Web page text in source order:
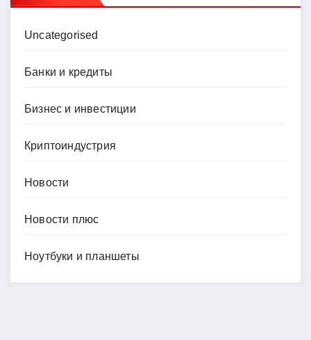
Uncategorised
Банки и кредиты
Бизнес и инвестиции
Криптоиндустрия
Новости
Новости плюс
Ноутбуки и планшеты